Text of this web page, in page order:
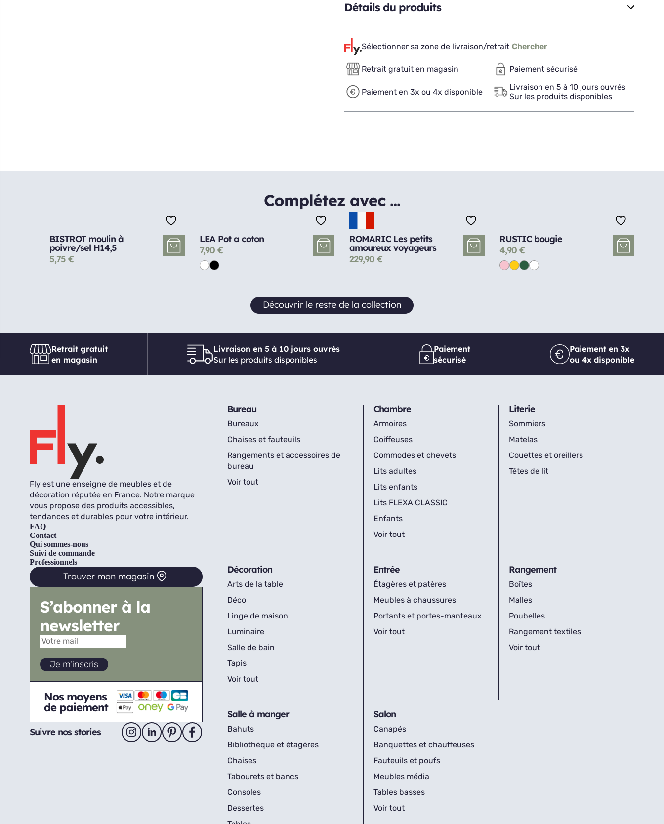
Détails du produits
Sélectionner sa zone de livraison/retrait Chercher
Retrait gratuit en magasin Paiement sécurisé
Paiement en 3x ou 4x disponible
Livraison en 5 à 10 jours ouvrés
Sur les produits disponibles
Complétez avec ...
BISTROT moulin à
poivre/sel H14,5
5,75 €
LEA Pot a coton
7,90 €
ROMARIC Les petits
amoureux voyageurs
229,90 €
RUSTIC bougie
4,90 €
Découvrir le reste de la collection
Retrait gratuit
en magasin
Livraison en 5 à 10 jours ouvrés
Sur les produits disponibles
Paiement
sécurisé
Paiement en 3x
ou 4x disponible
Fly est une enseigne de meubles et de
décoration réputée en France. Notre marque
vous propose des produits accessibles,
tendances et durables pour votre intérieur.
FAQ
Contact
Qui sommes-nous
Suivi de commande
Professionnels
Trouver mon magasin
S’abonner à la
newsletter
Nos moyens
de paiement
Suivre nos stories
Bureau
Bureaux
Chaises et fauteuils
Rangements et accessoires de
bureau
Voir tout
Chambre
Armoires
Coiffeuses
Commodes et chevets
Lits adultes
Lits enfants
Lits FLEXA CLASSIC
Enfants
Voir tout
Literie
Sommiers
Matelas
Couettes et oreillers
Têtes de lit
Décoration
Arts de la table
Déco
Linge de maison
Luminaire
Salle de bain
Tapis
Voir tout
Entrée
Étagères et patères
Meubles à chaussures
Portants et portes-manteaux
Voir tout
Rangement
Boîtes
Malles
Poubelles
Rangement textiles
Voir tout
Salle à manger
Bahuts
Bibliothèque et étagères
Chaises
Tabourets et bancs
Consoles
Dessertes
Salon
Canapés
Banquettes et chauffeuses
Fauteuils et poufs
Meubles média
Tables basses
Voir tout